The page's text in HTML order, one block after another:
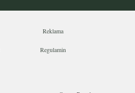
Reklama
Regulamin